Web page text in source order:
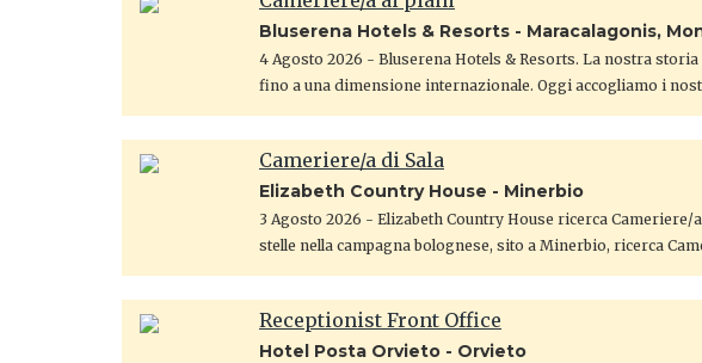
Bluserena Hotels & Resorts - Maracalagonis,
4 Agosto 2026 - Bluserena Hotels & Resorts. La nostra
fino a una dimensione internazionale. Oggi accogliamo i
Cameriere/a di Sala
Elizabeth Country House - Minerbio
3 Agosto 2026 - Elizabeth Country House ricerca Cameriere/
stelle nella campagna bolognese, sito a Minerbio, ricerca
Receptionist Front Office
Hotel Posta Orvieto - Orvieto